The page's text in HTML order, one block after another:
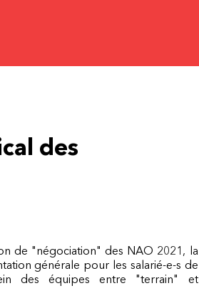
des
de "négociation" des NAO 2021, la
générale pour les salarié-e-s de
des équipes entre "terrain" et